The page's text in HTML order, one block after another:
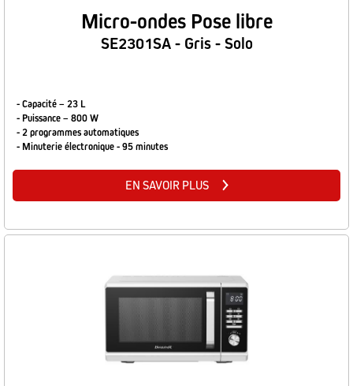
Micro-ondes Pose libre
SE2301SA - Gris - Solo
- Capacité – 23 L
- Puissance – 800 W
- 2 programmes automatiques
- Minuterie électronique - 95 minutes
EN SAVOIR PLUS